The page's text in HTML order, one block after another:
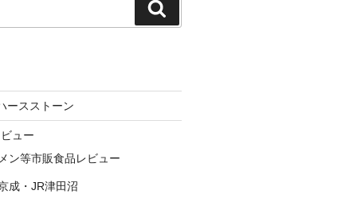
索
スストーン
ュー
ン等市販食品レビュー
成・JR津田沼